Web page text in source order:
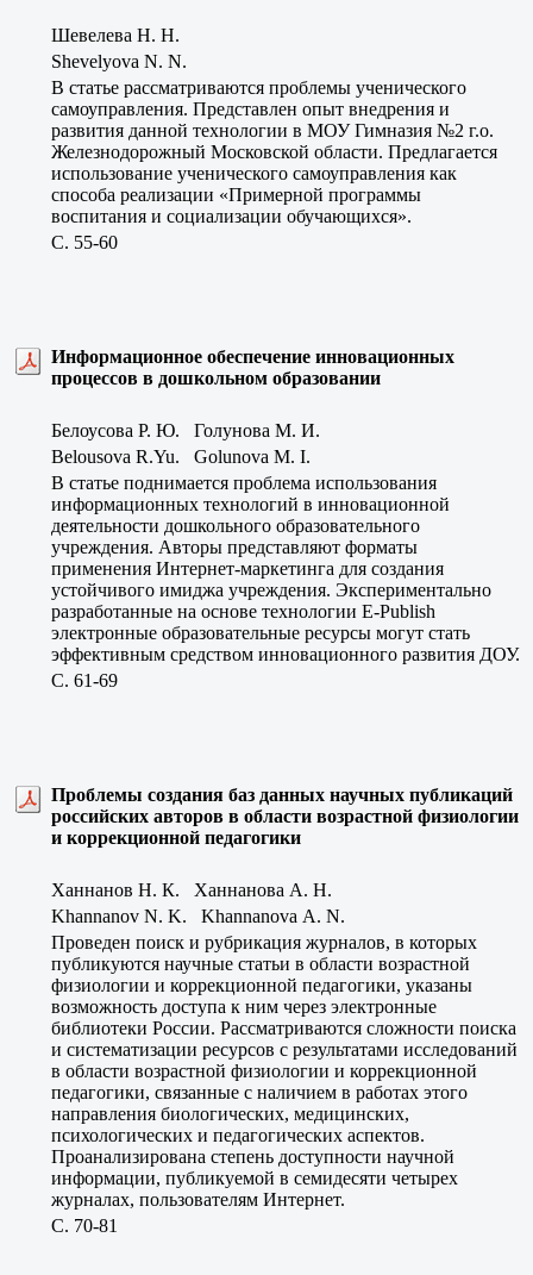
Шевелева Н. Н.
Shevelyova N. N.
В статье рассматриваются проблемы ученического
самоуправления. Представлен опыт внедрения и
развития данной технологии в МОУ Гимназия №2 г.о.
Железнодорожный Московской области. Предлагается
использование ученического самоуправления как
способа реализации «Примерной программы
воспитания и социализации обучающихся».
C. 55-60
Информационное обеспечение инновационных
процессов в дошкольном образовании
Белоусова Р. Ю. Голунова М. И.
Belousova R.Yu. Golunova M. I.
В статье поднимается проблема использования
информационных технологий в инновационной
деятельности дошкольного образовательного
учреждения. Авторы представляют форматы
применения Интернет-маркетинга для создания
устойчивого имиджа учреждения. Экспериментально
разработанные на основе технологии E-Publish
электронные образовательные ресурсы могут стать
эффективным средством инновационного развития ДОУ.
C. 61-69
Проблемы создания баз данных научных публикаций
российских авторов в области возрастной физиологии
и коррекционной педагогики
Ханнанов Н. К. Ханнанова А. Н.
Khannanov N. K. Khannanovа A. N.
Проведен поиск и рубрикация журналов, в которых
публикуются научные статьи в области возрастной
физиологии и коррекционной педагогики, указаны
возможность доступа к ним через электронные
библиотеки России. Рассматриваются сложности поиска
и систематизации ресурсов с результатами исследований
в области возрастной физиологии и коррекционной
педагогики, связанные с наличием в работах этого
направления биологических, медицинских,
психологических и педагогических аспектов.
Проанализирована степень доступности научной
информации, публикуемой в семидесяти четырех
журналах, пользователям Интернет.
C. 70-81